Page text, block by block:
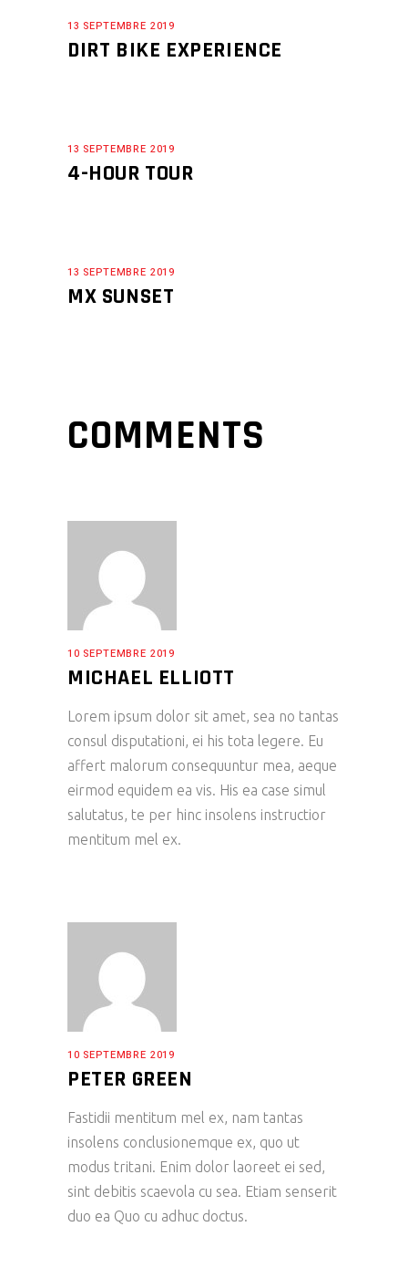
13 SEPTEMBRE 2019
DIRT BIKE EXPERIENCE
13 SEPTEMBRE 2019
4-HOUR TOUR
13 SEPTEMBRE 2019
MX SUNSET
COMMENTS
10 SEPTEMBRE 2019
MICHAEL ELLIOTT
Lorem ipsum dolor sit amet, sea no tantas
consul disputationi, ei his tota legere. Eu
affert malorum consequuntur mea, aeque
eirmod equidem ea vis. His ea case simul
salutatus, te per hinc insolens instructior
mentitum mel ex.
10 SEPTEMBRE 2019
PETER GREEN
Fastidii mentitum mel ex, nam tantas
insolens conclusionemque ex, quo ut
modus tritani. Enim dolor laoreet ei sed,
sint debitis scaevola cu sea. Etiam senserit
duo ea Quo cu adhuc doctus.